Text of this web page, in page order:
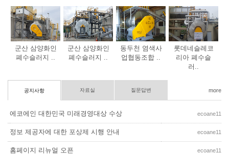
군산 삼양화인
폐수슬러지 ..
군산 삼양화인
폐수슬러지 ..
동두천 염색사
업협동조합 ..
롯데네슬레코
리아 폐수슬
러..
공지사항 자료실 질문답변 more
에코에인 대한민국 미래경영대상 수상 ecoane11
정보 제공자에 대한 포상제 시행 안내 ecoane11
홈페이지 리뉴얼 오픈 ecoane11